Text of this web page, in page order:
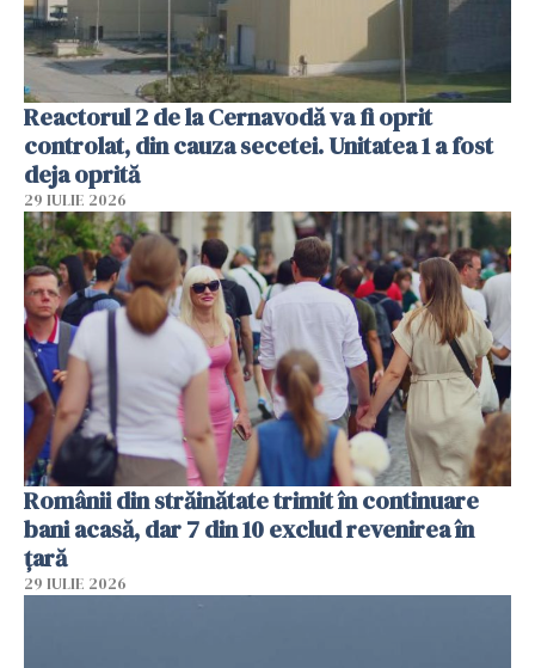
Reactorul 2 de la Cernavodă va fi oprit
controlat, din cauza secetei. Unitatea 1 a fost
deja oprită
29 IULIE 2026
Românii din străinătate trimit în continuare
bani acasă, dar 7 din 10 exclud revenirea în
țară
29 IULIE 2026